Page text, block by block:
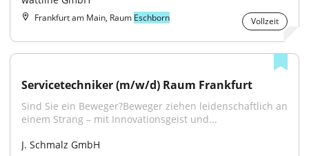
Frankfurt am Main, Raum Eschborn Vollzeit
Servicetechniker (m/w/d) Raum Frankfurt
Sind Sie ein Beweger?Beweger ziehen leidenschaftlich an
einem Strang – mit Innovationsgeist und...
J. Schmalz GmbH